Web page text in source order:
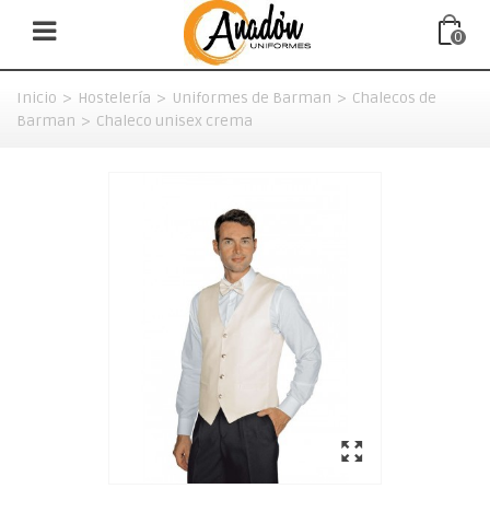
0
Inicio > Hostelería > Uniformes de Barman > Chalecos de
Barman > Chaleco unisex crema